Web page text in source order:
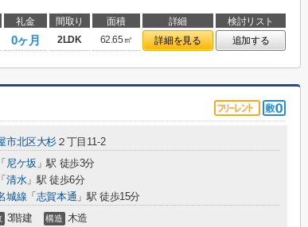
礼金 間取り 面積 詳細
検討リスト
0ヶ月 2LDK 62.65㎡ 詳細を見る 追加する
市北区大杉 ２丁目11-2
「 尼ケ坂 」駅 徒歩3分
「 清水」駅 徒歩6分
城線 「 志賀本通 」駅 徒歩15分
3階建 構造 木造